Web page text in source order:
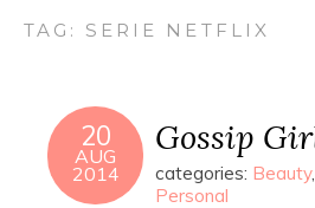
TAG: SERIE NETFLIX
20
AUG
2014
Gossip
categories: Beauty,
Personal